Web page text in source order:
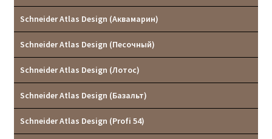
Schneider Atlas Design (Аквамарин)
Schneider Atlas Design (Песочный)
Schneider Atlas Design (Лотос)
Schneider Atlas Design (Базальт)
Schneider Atlas Design (Profi 54)